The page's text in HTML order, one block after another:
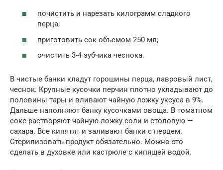
почистить и нарезать килограмм сладкого
перца;
приготовить сок объемом 250 мл;
очистить 3-4 зубчика чеснока.
В чистые банки кладут горошины перца, лавровый лист,
чеснок. Крупные кусочки перчин плотно укладывают до
половины тары и вливают чайную ложку уксуса в 9%.
Дальше наполняют банку кусочками овоща. В томатном
соке растворяют чайную ложку соли и столовую —
сахара. Все кипятят и заливают банки с перцем.
Стерилизовать продукт обязательно. Можно это
сделать в духовке или кастрюле с кипящей водой.